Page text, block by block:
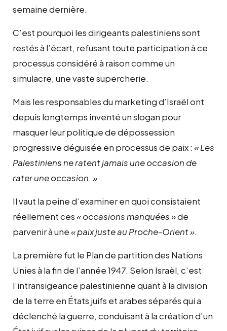
semaine dernière.
C’est pourquoi les dirigeants palestiniens sont
restés à l’écart, refusant toute participation à ce
processus considéré à raison comme un
simulacre, une vaste supercherie.
Mais les responsables du marketing d’Israël ont
depuis longtemps inventé un slogan pour
masquer leur politique de dépossession
progressive déguisée en processus de paix : « Les
Palestiniens ne ratent jamais une occasion de
rater une occasion. »
Il vaut la peine d’examiner en quoi consistaient
réellement ces« occasions manquées »de
parvenir à une« paix juste au Proche-Orient ».
La première fut le Plan de partition des Nations
Unies à la fin de l’année 1947. Selon Israël, c’est
l’intransigeance palestinienne quant à la division
de la terre en États juifs et arabes séparés qui a
déclenché la guerre, conduisant à la création d’un